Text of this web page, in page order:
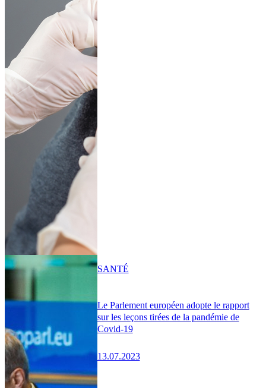
Le Parlement européen adopte le rapport
sur les leçons tirées de la pandémie de
Covid-19
13.07.2023
SANTÉ